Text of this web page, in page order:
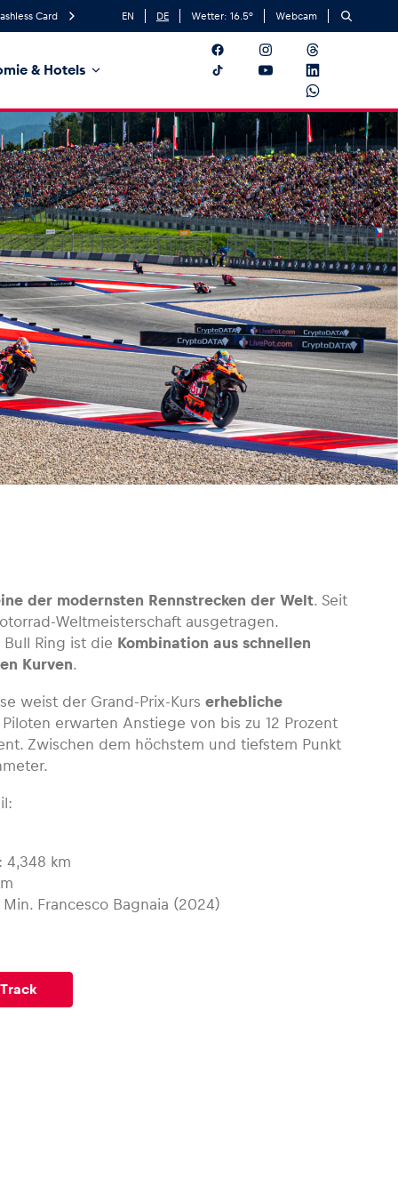
Card EN DE Wetter: 16.5° Webcam
& Hotels
der modernsten Rennstrecken der Welt. Seit
Weltmeisterschaft ausgetragen.
Ring ist die Kombination aus schnellen
Kurven.
weist der Grand-Prix-Kurs erhebliche
erwarten Anstiege von bis zu 12 Prozent
Zwischen dem höchstem und tiefstem Punkt
4,348 km
Francesco Bagnaia (2024)